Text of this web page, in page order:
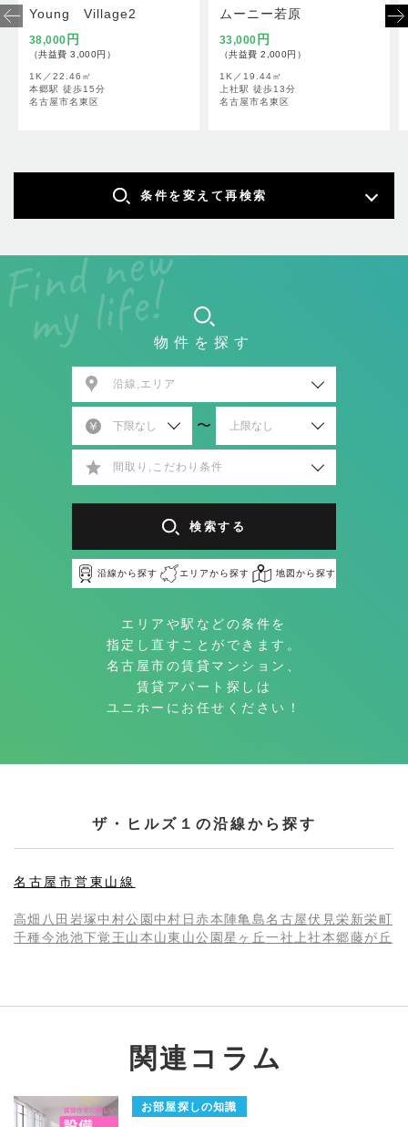
Young　Village2
38,000 円
（共益費 3,000円）
名古屋市名東区
1K／22.46㎡
本郷駅 徒歩15分
ムーニー若原
33,000 円
（共益費 2,000円）
名古屋市名東区
1K／19.44㎡
上社駅 徒歩13分
条件を変えて再検索
物件を探す
沿線,エリア
〜
間取り,こだわり条件
検索する
沿線から探す エリアから探す 地図から探す
エリアや駅などの条件を
指定し直すことができます。
名古屋市の賃貸マンション、
賃貸アパート探しは
ユニホーにお任せください！
ザ・ヒルズ１の沿線から探す
名古屋市営東山線
高畑 八田 岩塚中村公園中村日赤本陣亀島名古屋伏見栄新栄町
千種今池池下覚王山本山東山公園星ヶ丘一社上社本郷藤が丘
関連コラム
お部屋探しの知識